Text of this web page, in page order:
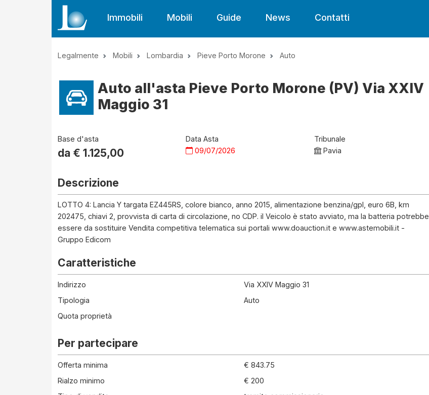
Immobili Mobili Guide News Contatti
Legalmente Mobili Lombardia Pieve Porto Morone Auto
Auto all'asta Pieve Porto Morone (PV) Via XXIV
Maggio 31
Base d'asta
da € 1.125,00
Data Asta
09/07/2026
Tribunale
Pavia
Descrizione
LOTTO 4: Lancia Y targata EZ445RS, colore bianco, anno 2015, alimentazione benzina/gpl, euro 6B, km
202475, chiavi 2, provvista di carta di circolazione, no CDP. il Veicolo è stato avviato, ma la batteria potrebbe
essere da sostituire Vendita competitiva telematica sui portali www.doauction.it e www.astemobili.it -
Gruppo Edicom
Caratteristiche
Indirizzo
Via XXIV Maggio 31
Tipologia
Auto
Quota proprietà
Per partecipare
Offerta minima
€ 843.75
Rialzo minimo
€ 200